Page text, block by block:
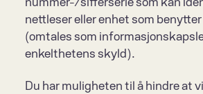
nettleser eller enhet som
(omtales som
enkelthetens skyld).
Du har muligheten til å hindre at